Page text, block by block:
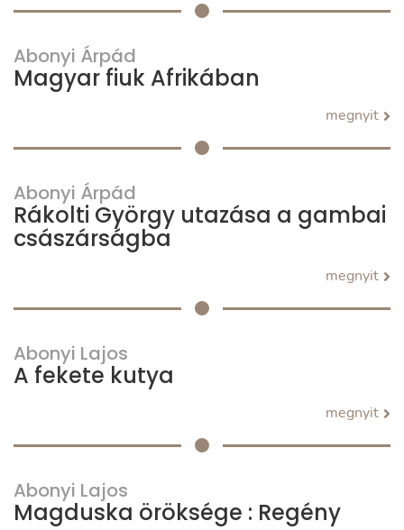
Abonyi Árpád
Magyar fiuk Afrikában
megnyit
Abonyi Árpád
Rákolti György utazása a gambai
császárságba
megnyit
Abonyi Lajos
A fekete kutya
megnyit
Abonyi Lajos
Magduska öröksége : Regény